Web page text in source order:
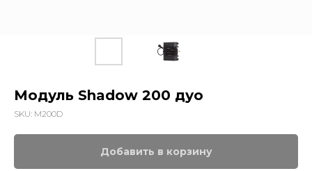
Модуль Shadow 200 дуо
SKU: M200D
Добавить в корзину